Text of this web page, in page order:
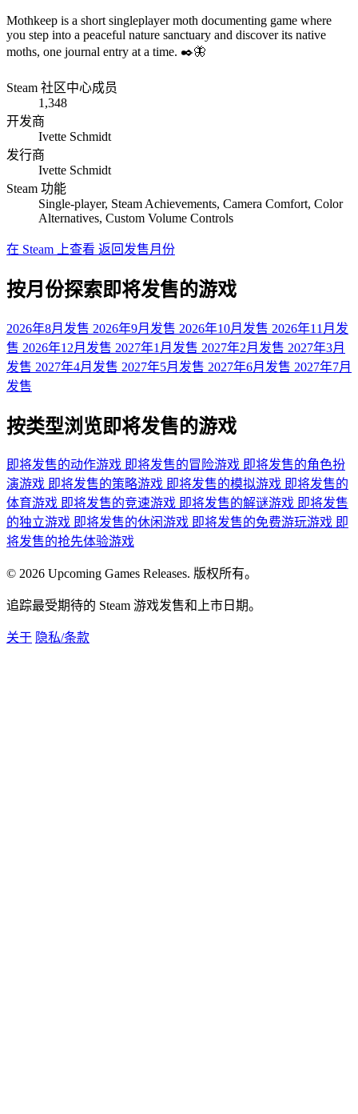
Mothkeep is a short singleplayer moth documenting game where
you step into a peaceful nature sanctuary and discover its native
moths, one journal entry at a time. ✒️🦋
Steam 社区中心成员
1,348
开发商
Ivette Schmidt
发行商
Ivette Schmidt
Steam 功能
Single-player, Steam Achievements, Camera Comfort, Color
Alternatives, Custom Volume Controls
在 Steam 上查看 返回发售月份
按月份探索即将发售的游戏
2026年8月发售 2026年9月发售 2026年10月发售 2026年11月发
售 2026年12月发售 2027年1月发售 2027年2月发售 2027年3月
发售 2027年4月发售 2027年5月发售 2027年6月发售 2027年7月
发售
按类型浏览即将发售的游戏
即将发售的动作游戏 即将发售的冒险游戏 即将发售的角色扮
演游戏 即将发售的策略游戏 即将发售的模拟游戏 即将发售的
体育游戏 即将发售的竞速游戏 即将发售的解谜游戏 即将发售
的独立游戏 即将发售的休闲游戏 即将发售的免费游玩游戏 即
将发售的抢先体验游戏
© 2026 Upcoming Games Releases. 版权所有。
追踪最受期待的 Steam 游戏发售和上市日期。
关于 隐私/条款